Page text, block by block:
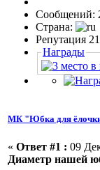
Сообщений:
Страна:
Репутация 21
Награды
МК "Юбка для
« Ответ #1 : 09
Диаметр нашей